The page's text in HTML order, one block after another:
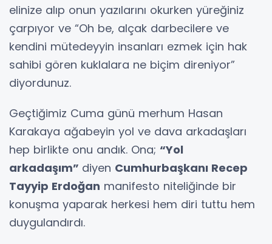
elinize alıp onun yazılarını okurken yüreğiniz
çarpıyor ve “Oh be, alçak darbecilere ve
kendini mütedeyyin insanları ezmek için hak
sahibi gören kuklalara ne biçim direniyor”
diyordunuz.
Geçtiğimiz Cuma günü merhum Hasan
Karakaya ağabeyin yol ve dava arkadaşları
hep birlikte onu andık. Ona; “Yol
arkadaşım” diyen Cumhurbaşkanı Recep
Tayyip Erdoğan manifesto niteliğinde bir
konuşma yaparak herkesi hem diri tuttu hem
duygulandırdı.